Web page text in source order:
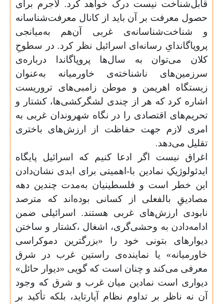
قابل‌شناخت نیست درک خواهد کرد. لاجرم برای
حصول معرفت بر آن باید از کانال معرفت‌شناسانه
و شناخت‌شناسانه‌ی غربی آن‌هم به‌میانجی
پروپاگاندایِ رسانه‌ای اسرائیل نظر کرد. در سطوحِ
کلان می‌توان به سال‌ها پروپاگاندا درباره‌ی
سرزمین‌های ناشناخته‌ی خاورمیانه به‌عنوان
زیستگاه اهریمن و موطن زامبی‌های تروریست
اشاره کرد که هر از چندی لشگرکشی‌ها، کشتار و
تحریم‌های اقتصادی را در نگاه شهروندان غربی به
امری لازم جهت حفاظت از ارزش‌های باختری
تقلیل می‌دهد.
اغراق نیست اگر ادعا کنیم که اسرائیل پایگاه
ایدئولوژیکِ نمادین با-اهمیتی برای ابدی نشان‌دادن
این خطر است و فلسطینیان به‌مدت چندین دهه
مصادیقِ بالفعلی از کسانی بوده‌اند که مترصد
نابودی ارزش‌های غربی هستند. اسرائیلی ضمن
ادامه‌دادن به وحشی‌گری، اشغال ،کشتار و ساختن
دیوارهای بتونی خود را «بزرگترین دموکراسی
خاورمیانه» یا نماینده‌ی راستین غرب در شرق
معرفی می‌کند و چنان است که گویی «دیوار حائل»
دیواری است نمادین میان غرب و شرق که وجود
آن نه ناظر بر تداوم نظام آپارتاید، بلکه تأکید بر